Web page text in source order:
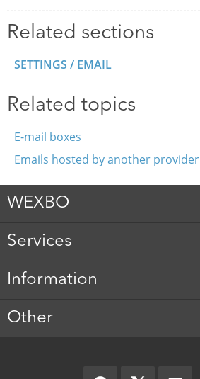
Related sections
SETTINGS / EMAIL
Related topics
E-mail boxes
Emails hosted by another provider
WEXBO
Services
Information
Other